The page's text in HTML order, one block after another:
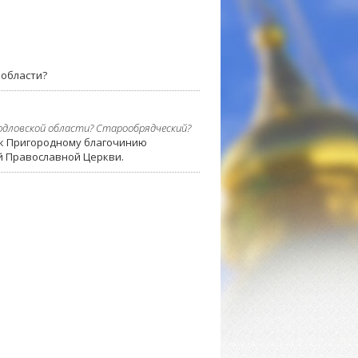
области? Старообрядческий?
Пригородному благочинию
Православной Церкви.